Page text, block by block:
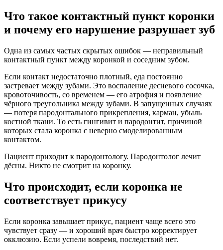
Что такое контактный пункт коронки
и почему его нарушение разрушает зуб
Одна из самых частых скрытых ошибок — неправильный
контактный пункт между коронкой и соседним зубом.
Если контакт недостаточно плотный, еда постоянно
застревает между зубами. Это воспаление десневого сосочка,
кровоточивость, со временем — его атрофия и появление
чёрного треугольника между зубами. В запущенных случаях
— потеря пародонтального прикрепления, карман, убыль
костной ткани. То есть гингивит и пародонтит, причиной
которых стала коронка с неверно смоделированным
контактом.
Пациент приходит к пародонтологу. Пародонтолог лечит
дёсны. Никто не смотрит на коронку.
Что происходит, если коронка не
соответствует прикусу
Если коронка завышает прикус, пациент чаще всего это
чувствует сразу — и хороший врач быстро корректирует
окклюзию. Если успели вовремя, последствий нет.